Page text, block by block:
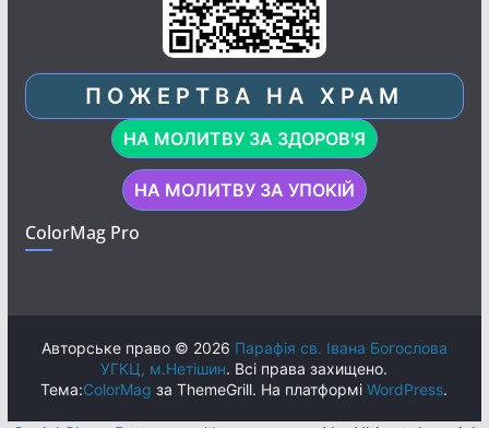
ПОЖЕРТВА НА ХРАМ
НА МОЛИТВУ ЗА ЗДОРОВ'Я
НА МОЛИТВУ ЗА УПОКІЙ
ColorMag Pro
Авторське право © 2026 Парафія св. Івана Богослова
УГКЦ, м.Нетішин. Всі права захищено.
Тема:ColorMag за ThemeGrill. На платформіWordPress.